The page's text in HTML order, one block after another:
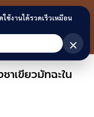
แก่น
งก์
าเขียวมัทฉะใน
ช้งานได้รวดเร็วเหมือน
×